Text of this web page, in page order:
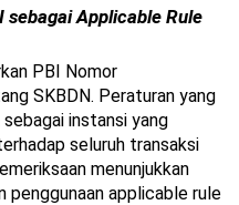
sebagai Applicable Rule
PBI Nomor
SKBDN. Peraturan yang
instansi yang
seluruh transaksi
menunjukkan
penggunaan applicable rule